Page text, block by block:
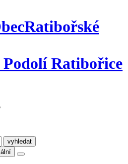
Ratibořské
Ratibořice